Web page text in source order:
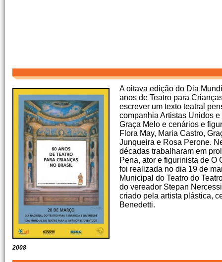
2008
A oitava edição do Dia
anos de Teatro para
escrever um texto teatral
companhia Artistas Unidos
Graça Melo e cenários e
Flora May, Maria Castro,
Junqueira e Rosa Perone.
décadas trabalharam em
Pena, ator e figurinista de O
foi realizada no dia 19 de
Municipal do Teatro do
do vereador Stepan
criado pela artista plástica,
Benedetti.